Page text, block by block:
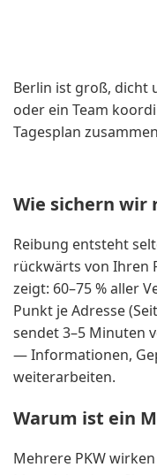
Berlin ist groß, dicht
oder ein Team
Tagesplan
Wie sichern wir
Reibung entsteht
rückwärts von Ihren
zeigt: 60–75 % aller
Punkt je Adresse
sendet 3–5 Minuten
— Informationen,
weiterarbeiten.
Warum ist ein
Mehrere PKW